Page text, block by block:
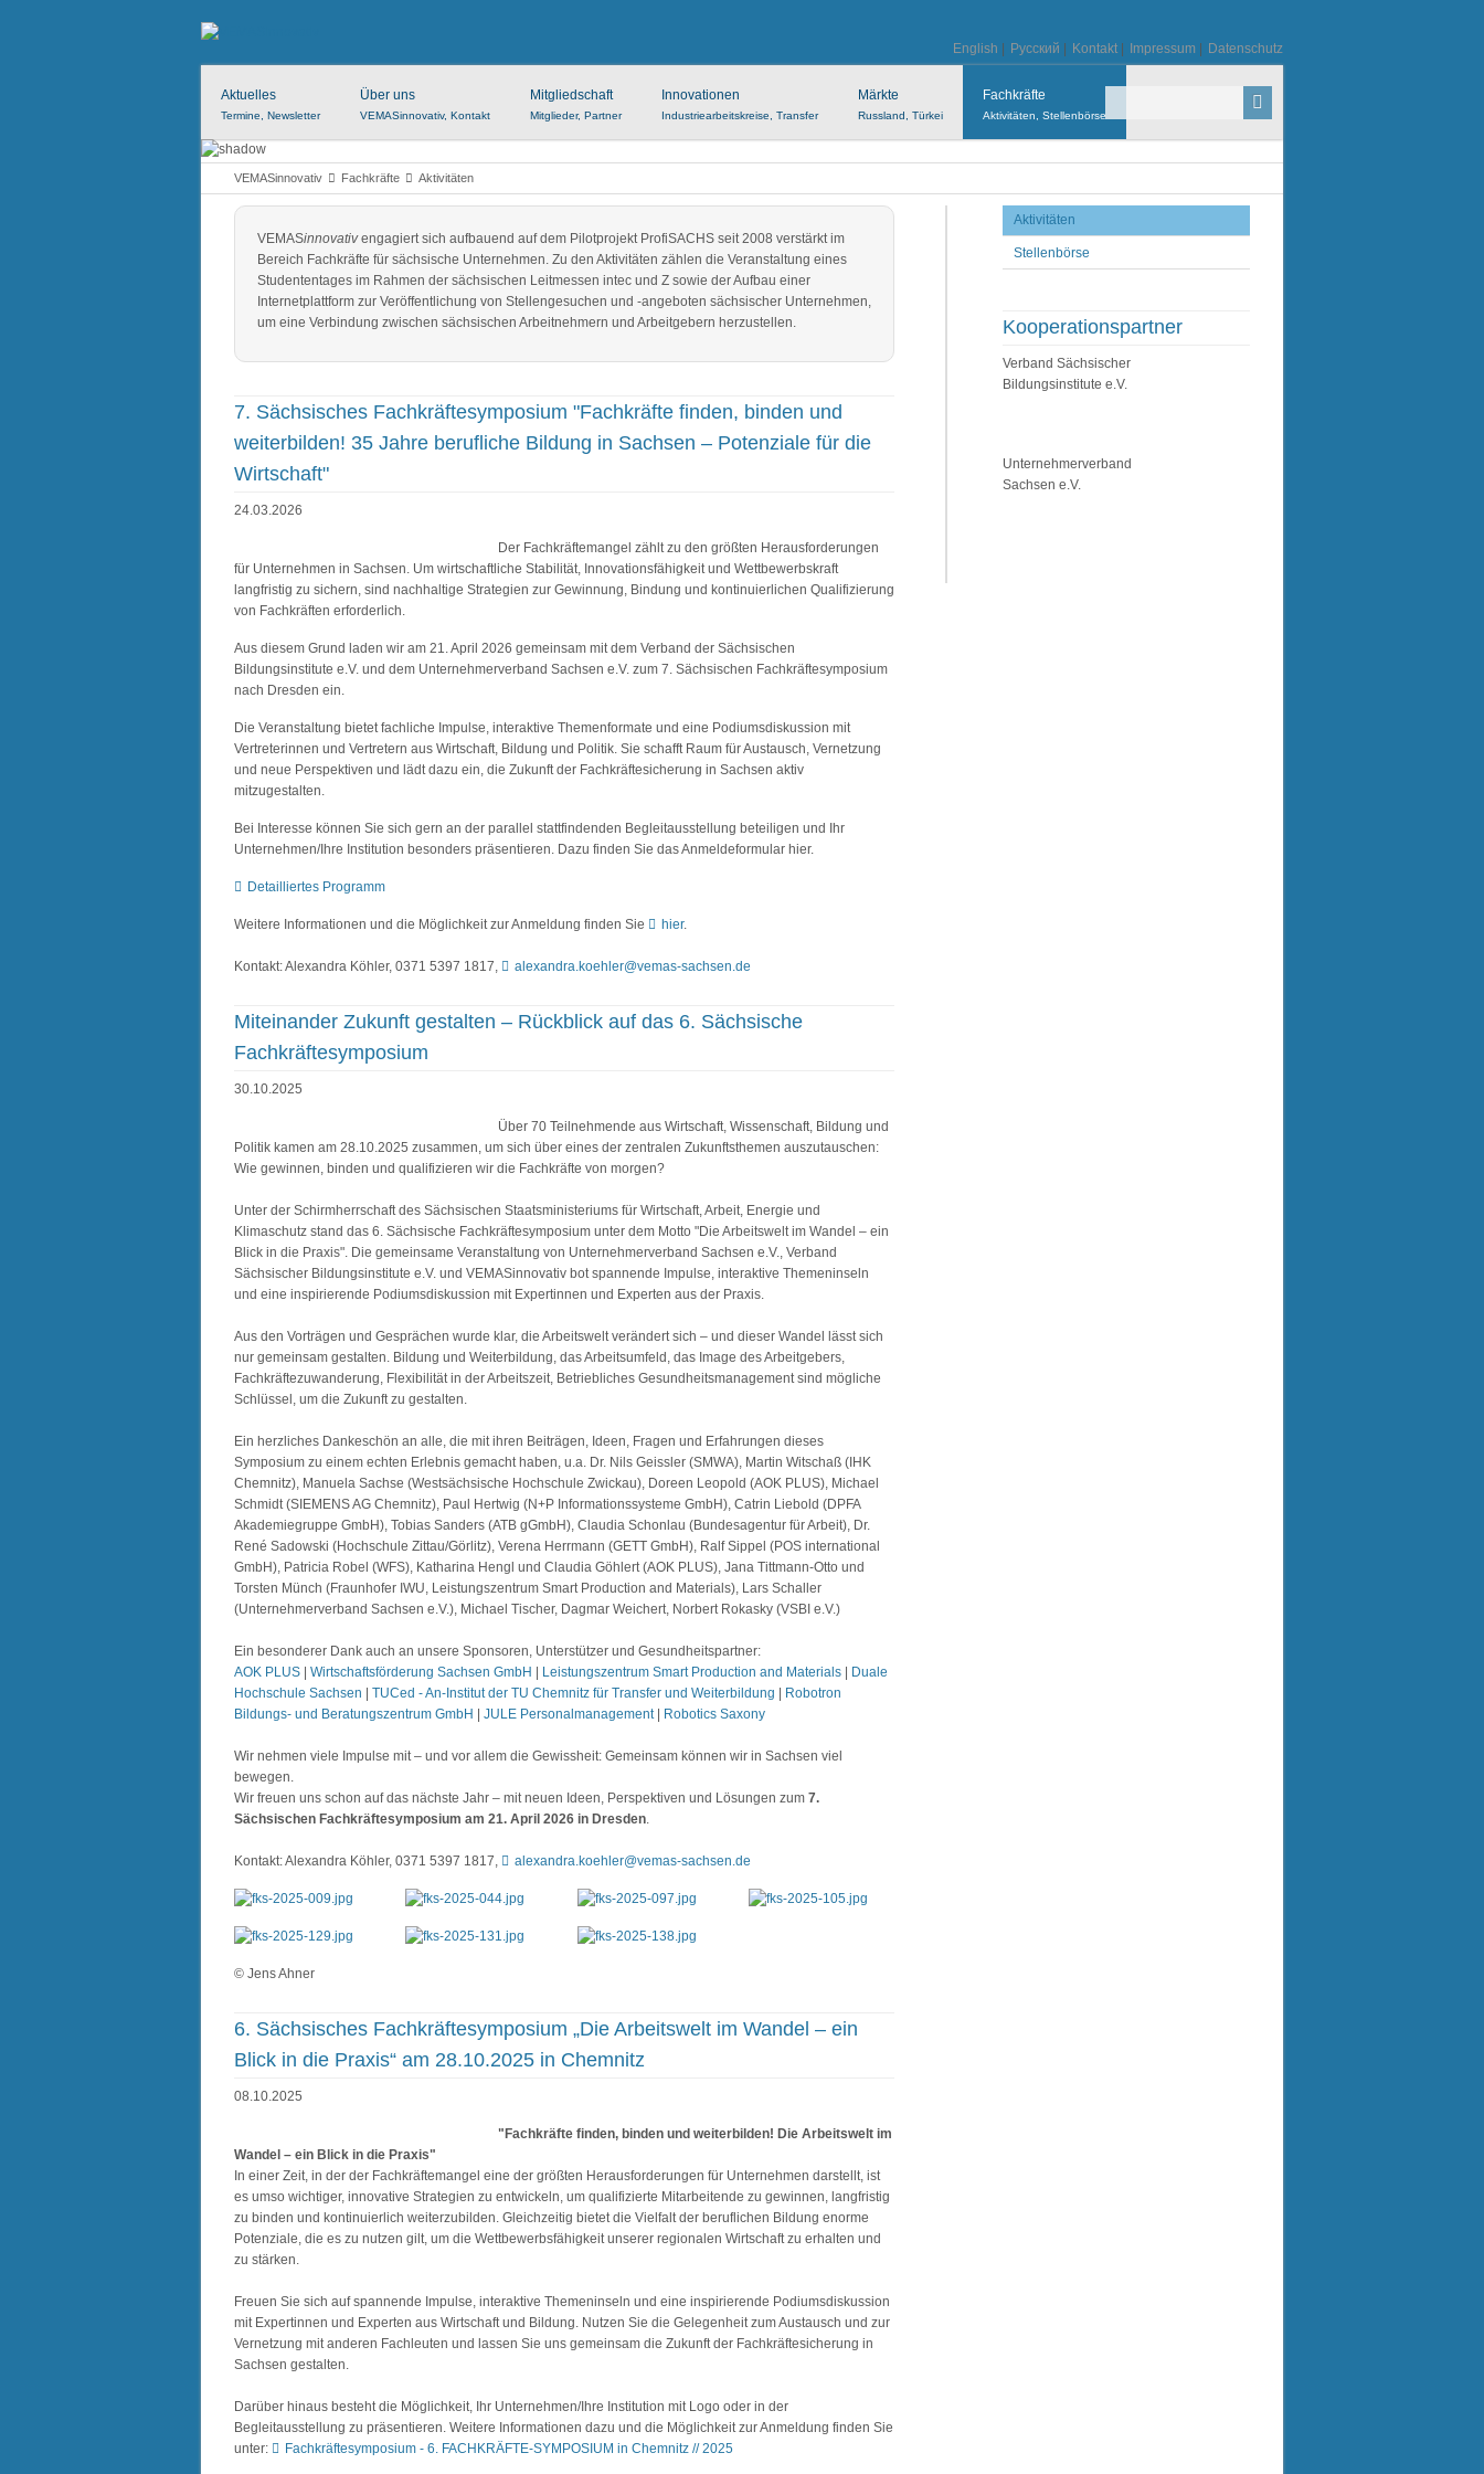
English Русский Kontakt Impressum Datenschutz
Aktuelles
Termine, Newsletter
Über uns
VEMASinnovativ, Kontakt
Mitgliedschaft
Mitglieder, Partner
Innovationen
Industriearbeitskreise, Transfer
Märkte
Russland, Türkei
Fachkräfte
Aktivitäten, Stellenbörse
VEMASinnovativ Fachkräfte Aktivitäten
VEMASinnovativengagiert sich aufbauend auf dem Pilotprojekt ProfiSACHS seit 2008 verstärkt im
Bereich Fachkräfte für sächsische Unternehmen. Zu den Aktivitäten zählen die Veranstaltung eines
Studententages im Rahmen der sächsischen Leitmessen intec und Z sowie der Aufbau einer
Internetplattform zur Veröffentlichung von Stellengesuchen und -angeboten sächsischer Unternehmen,
um eine Verbindung zwischen sächsischen Arbeitnehmern und Arbeitgebern herzustellen.
7. Sächsisches Fachkräftesymposium "Fachkräfte finden, binden und
weiterbilden! 35 Jahre berufliche Bildung in Sachsen – Potenziale für die
Wirtschaft"
24.03.2026
Der Fachkräftemangel zählt zu den größten Herausforderungen
für Unternehmen in Sachsen. Um wirtschaftliche Stabilität, Innovationsfähigkeit und Wettbewerbskraft
langfristig zu sichern, sind nachhaltige Strategien zur Gewinnung, Bindung und kontinuierlichen Qualifizierung
von Fachkräften erforderlich.
Aus diesem Grund laden wir am 21. April 2026 gemeinsam mit dem Verband der Sächsischen
Bildungsinstitute e.V. und dem Unternehmerverband Sachsen e.V. zum 7. Sächsischen Fachkräftesymposium
nach Dresden ein.
Die Veranstaltung bietet fachliche Impulse, interaktive Themenformate und eine Podiumsdiskussion mit
Vertreterinnen und Vertretern aus Wirtschaft, Bildung und Politik. Sie schafft Raum für Austausch, Vernetzung
und neue Perspektiven und lädt dazu ein, die Zukunft der Fachkräftesicherung in Sachsen aktiv
mitzugestalten.
Bei Interesse können Sie sich gern an der parallel stattfindenden Begleitausstellung beteiligen und Ihr
Unternehmen/Ihre Institution besonders präsentieren. Dazu finden Sie das Anmeldeformular hier.
Detailliertes Programm
Weitere Informationen und die Möglichkeit zur Anmeldung finden Sie hier.
Kontakt: Alexandra Köhler, 0371 5397 1817, alexandra.koehler@vemas-sachsen.de
Miteinander Zukunft gestalten – Rückblick auf das 6. Sächsische
Fachkräftesymposium
30.10.2025
Über 70 Teilnehmende aus Wirtschaft, Wissenschaft, Bildung und
Politik kamen am 28.10.2025 zusammen, um sich über eines der zentralen Zukunftsthemen auszutauschen:
Wie gewinnen, binden und qualifizieren wir die Fachkräfte von morgen?
Unter der Schirmherrschaft des Sächsischen Staatsministeriums für Wirtschaft, Arbeit, Energie und
Klimaschutz stand das 6. Sächsische Fachkräftesymposium unter dem Motto "Die Arbeitswelt im Wandel – ein
Blick in die Praxis". Die gemeinsame Veranstaltung von Unternehmerverband Sachsen e.V., Verband
Sächsischer Bildungsinstitute e.V. und VEMASinnovativ bot spannende Impulse, interaktive Themeninseln
und eine inspirierende Podiumsdiskussion mit Expertinnen und Experten aus der Praxis.
Aus den Vorträgen und Gesprächen wurde klar, die Arbeitswelt verändert sich – und dieser Wandel lässt sich
nur gemeinsam gestalten. Bildung und Weiterbildung, das Arbeitsumfeld, das Image des Arbeitgebers,
Fachkräftezuwanderung, Flexibilität in der Arbeitszeit, Betriebliches Gesundheitsmanagement sind mögliche
Schlüssel, um die Zukunft zu gestalten.
Ein herzliches Dankeschön an alle, die mit ihren Beiträgen, Ideen, Fragen und Erfahrungen dieses
Symposium zu einem echten Erlebnis gemacht haben, u.a. Dr. Nils Geissler (SMWA), Martin Witschaß (IHK
Chemnitz), Manuela Sachse (Westsächsische Hochschule Zwickau), Doreen Leopold (AOK PLUS), Michael
Schmidt (SIEMENS AG Chemnitz), Paul Hertwig (N+P Informationssysteme GmbH), Catrin Liebold (DPFA
Akademiegruppe GmbH), Tobias Sanders (ATB gGmbH), Claudia Schonlau (Bundesagentur für Arbeit), Dr.
René Sadowski (Hochschule Zittau/Görlitz), Verena Herrmann (GETT GmbH), Ralf Sippel (POS international
GmbH), Patricia Robel (WFS), Katharina Hengl und Claudia Göhlert (AOK PLUS), Jana Tittmann-Otto und
Torsten Münch (Fraunhofer IWU, Leistungszentrum Smart Production and Materials), Lars Schaller
(Unternehmerverband Sachsen e.V.), Michael Tischer, Dagmar Weichert, Norbert Rokasky (VSBI e.V.)
Ein besonderer Dank auch an unsere Sponsoren, Unterstützer und Gesundheitspartner:
AOK PLUS
Wirtschaftsförderung Sachsen GmbH Leistungszentrum Smart Production and Materials
Duale
Hochschule Sachsen
TUCed - An-Institut der TU Chemnitz für Transfer und Weiterbildung
Robotron
Bildungs- und Beratungszentrum GmbH
JULE Personalmanagement| Robotics Saxony
Wir nehmen viele Impulse mit – und vor allem die Gewissheit: Gemeinsam können wir in Sachsen viel
bewegen.
Wir freuen uns schon auf das nächste Jahr – mit neuen Ideen, Perspektiven und Lösungen zum 7.
Sächsischen Fachkräftesymposium am 21. April 2026 in Dresden.
Kontakt: Alexandra Köhler, 0371 5397 1817, alexandra.koehler@vemas-sachsen.de
© Jens Ahner
6. Sächsisches Fachkräftesymposium „Die Arbeitswelt im Wandel – ein
Blick in die Praxis“ am 28.10.2025 in Chemnitz
08.10.2025
"Fachkräfte finden, binden und weiterbilden! Die Arbeitswelt im
Wandel – ein Blick in die Praxis"
In einer Zeit, in der der Fachkräftemangel eine der größten Herausforderungen für Unternehmen darstellt, ist
es umso wichtiger, innovative Strategien zu entwickeln, um qualifizierte Mitarbeitende zu gewinnen, langfristig
zu binden und kontinuierlich weiterzubilden. Gleichzeitig bietet die Vielfalt der beruflichen Bildung enorme
Potenziale, die es zu nutzen gilt, um die Wettbewerbsfähigkeit unserer regionalen Wirtschaft zu erhalten und
zu stärken.
Freuen Sie sich auf spannende Impulse, interaktive Themeninseln und eine inspirierende Podiumsdiskussion
mit Expertinnen und Experten aus Wirtschaft und Bildung. Nutzen Sie die Gelegenheit zum Austausch und zur
Vernetzung mit anderen Fachleuten und lassen Sie uns gemeinsam die Zukunft der Fachkräftesicherung in
Sachsen gestalten.
Darüber hinaus besteht die Möglichkeit, Ihr Unternehmen/Ihre Institution mit Logo oder in der
Begleitausstellung zu präsentieren. Weitere Informationen dazu und die Möglichkeit zur Anmeldung finden Sie
unter:
Fachkräftesymposium - 6. FACHKRÄFTE-SYMPOSIUM in Chemnitz // 2025
Aktivitäten
Stellenbörse
Kooperationspartner
Verband Sächsischer
Bildungsinstitute e.V.
Unternehmerverband
Sachsen e.V.